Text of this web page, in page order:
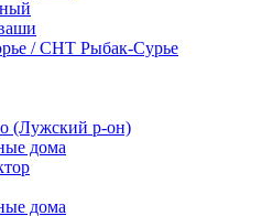
/ СНТ Рыбак-Сурье
(Лужский р-он)
дома
дома